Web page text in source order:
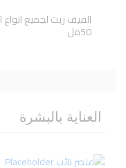
الفيف زيت لجميع انواع
50مل
العناية بالبشرة